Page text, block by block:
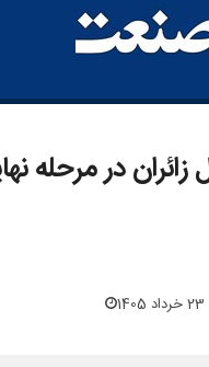
در مرحله